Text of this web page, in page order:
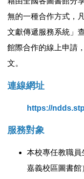
無的一種合作方式，
文獻傳遞服務系統」
館際合作的線上申請
文。
連線網址
https://
服務對象
本校專任教職
嘉義校區圖書館